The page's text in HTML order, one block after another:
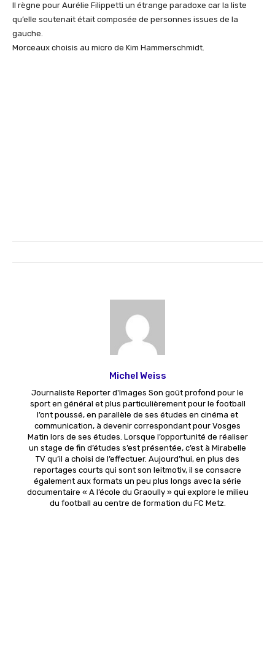
Il règne pour Aurélie Filippetti un étrange paradoxe car la liste
qu’elle soutenait était composée de personnes issues de la
gauche.
Morceaux choisis au micro de Kim Hammerschmidt.
Michel Weiss
Journaliste Reporter d'Images Son goût profond pour le
sport en général et plus particulièrement pour le football
l’ont poussé, en parallèle de ses études en cinéma et
communication, à devenir correspondant pour Vosges
Matin lors de ses études. Lorsque l’opportunité de réaliser
un stage de fin d’études s’est présentée, c’est à Mirabelle
TV qu’il a choisi de l’effectuer. Aujourd’hui, en plus des
reportages courts qui sont son leitmotiv, il se consacre
également aux formats un peu plus longs avec la série
documentaire « A l’école du Graoully » qui explore le milieu
du football au centre de formation du FC Metz.